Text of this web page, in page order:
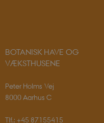
BOTANISK HAVE OG
VÆKSTHUSENE
Peter Holms Vej
8000 Aarhus C
Tlf.: +45 87155415